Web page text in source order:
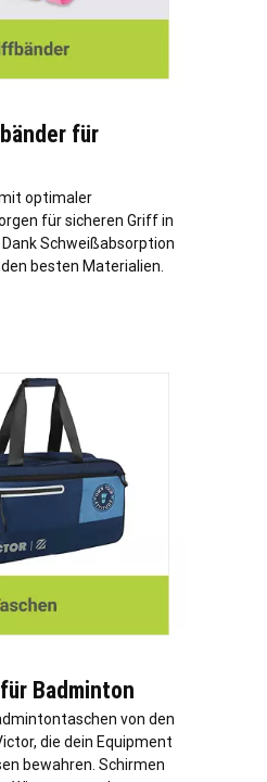
für
optimaler
für sicheren Griff in
Schweißabsorption
besten Materialien.
Badminton
von den
die dein Equipment
bewahren. Schirmen